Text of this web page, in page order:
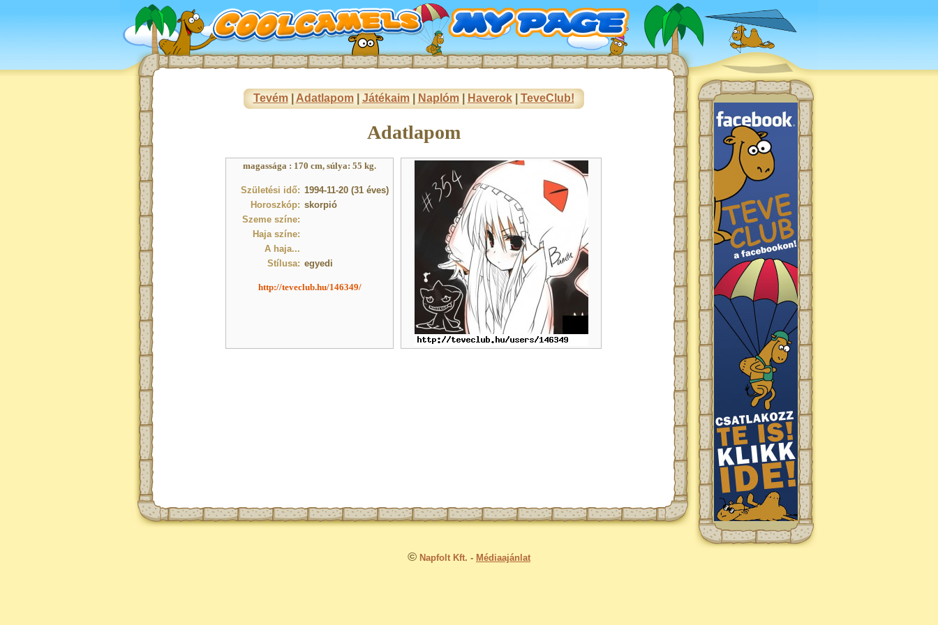
Tevém| Adatlapom| Játékaim| Naplóm| Haverok| TeveClub!
Adatlapom
magassága : 170 cm, súlya: 55 kg.
Születési idő: 1994-11-20 (31 éves)
Horoszkóp: skorpió
Szeme színe:
Haja színe:
A haja...
Stílusa: egyedi
http://teveclub.hu/146349/
© Napfolt Kft. - Médiaajánlat